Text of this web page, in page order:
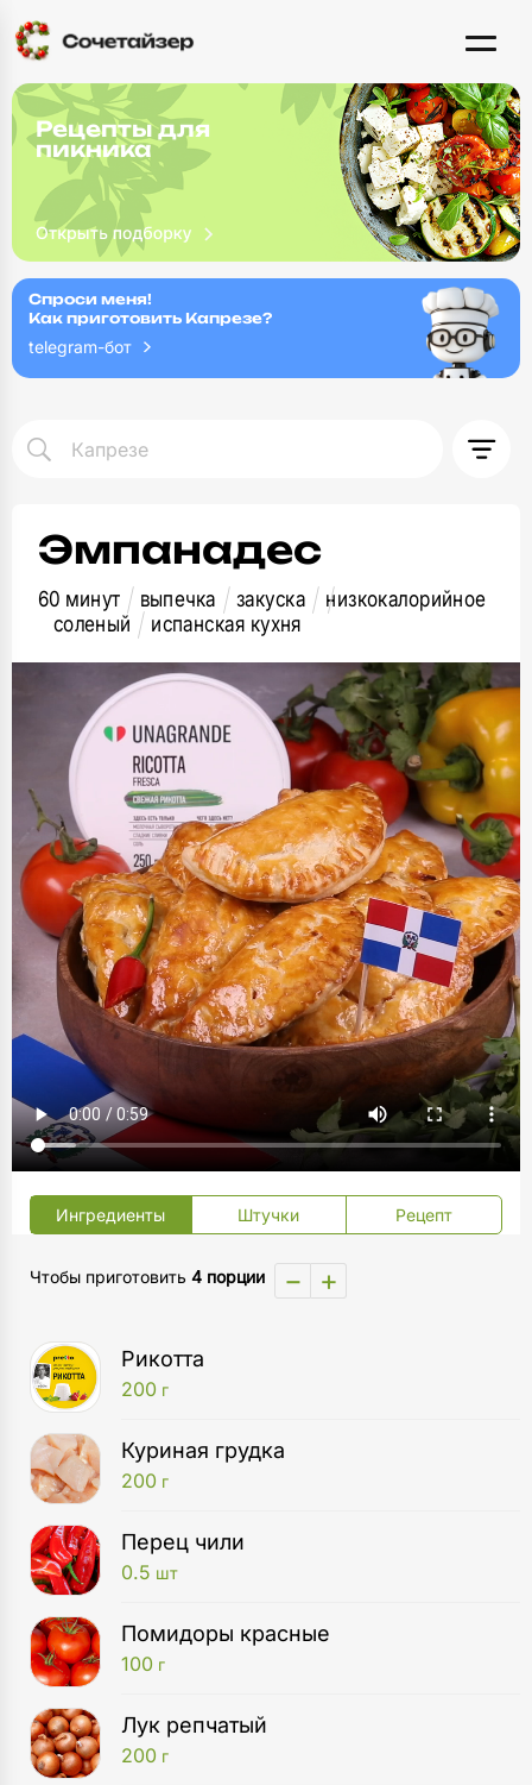
Рецепты для
пикника
Спроси меня!
Как приготовить Капрезе?
telegram-бот
Эмпанадес
60 минут выпечка закуска
низкокалорийное
соленый
испанская кухня
Ингредиенты Штучки Рецепт
Чтобы приготовить 4 порции − +
Рикотта
200 г
Куриная грудка
200 г
Перец чили
0.5 шт
Помидоры красные
100 г
Лук репчатый
200 г